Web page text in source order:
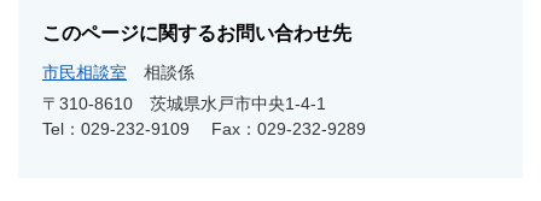
このページに関するお問い合わせ先
市民相談室
相談係
〒310-8610
茨城県水戸市中央1-4-1
Tel：029-232-9109
Fax：029-232-9289